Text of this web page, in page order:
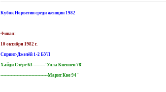
Кубок Норвегии среди женщин 1982
Финал:
10 октября 1982 г.
Спринт-Джелёй 1-2 БУЛ
Хайди Стёре 63 --------'Улла Кнеппен 78'
--------------------------------Марит Кне 94"